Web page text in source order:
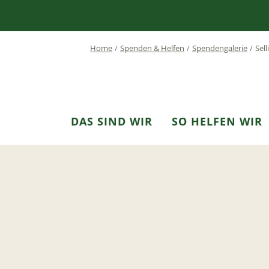
Home Spenden & Helfen Spendengalerie
DAS SIND WIR SO HELFEN WIR